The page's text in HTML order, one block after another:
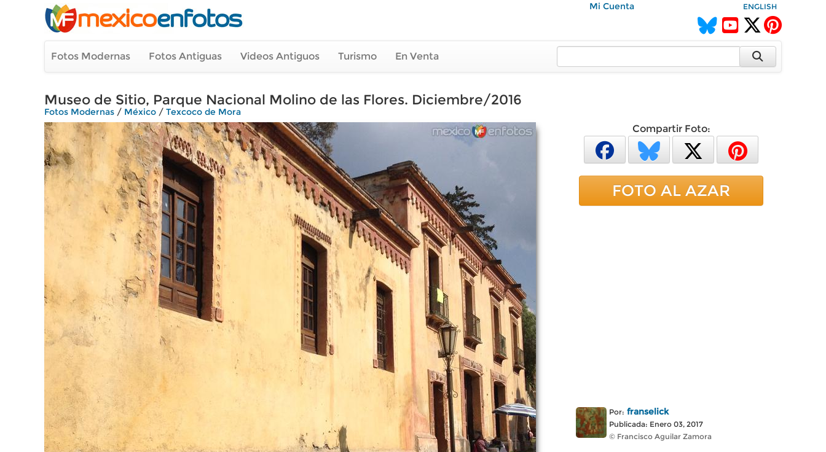
Mi Cuenta ENGLISH
Fotos Modernas Fotos Antiguas Videos Antiguos Turismo En Venta
Museo de Sitio, Parque Nacional Molino de las Flores. Diciembre/2016
Fotos Modernas / México / Texcoco de Mora
Compartir Foto:
FOTO AL AZAR
Por: franselick
Publicada: Enero 03, 2017
© Francisco Aguilar Zamora